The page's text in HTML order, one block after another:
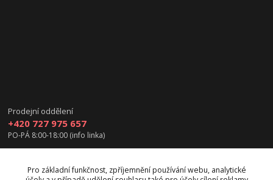
Prodejní oddělení
+420 727 975 657
PO-PÁ 8:00-18:00 (info linka)
Pro základní funkčnost, zpříjemnění používání webu, analytické